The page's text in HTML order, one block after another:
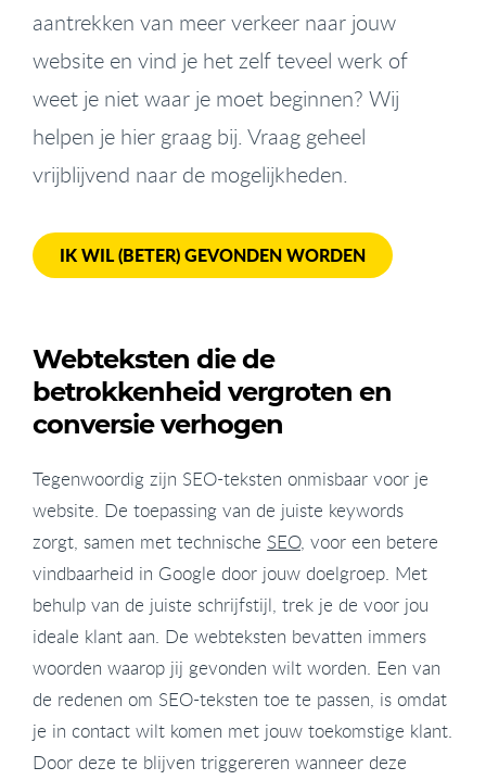
aantrekken van meer verkeer naar jouw
website en vind je het zelf teveel werk of
weet je niet waar je moet beginnen? Wij
helpen je hier graag bij. Vraag geheel
vrijblijvend naar de mogelijkheden.
IK WIL (BETER) GEVONDEN WORDEN
Webteksten die de
betrokkenheid vergroten en
conversie verhogen
Tegenwoordig zijn SEO-teksten onmisbaar voor je
website. De toepassing van de juiste keywords
zorgt, samen met technische SEO, voor een betere
vindbaarheid in Google door jouw doelgroep. Met
behulp van de juiste schrijfstijl, trek je de voor jou
ideale klant aan. De webteksten bevatten immers
woorden waarop jij gevonden wilt worden. Een van
de redenen om SEO-teksten toe te passen, is omdat
je in contact wilt komen met jouw toekomstige klant.
Door deze te blijven triggereren wanneer deze